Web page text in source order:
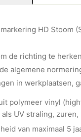
HD Stoom
de richting te
algemene
in werkplaatsen,
polymeer vinyl
UV straling, zuren,
van maximaal 5